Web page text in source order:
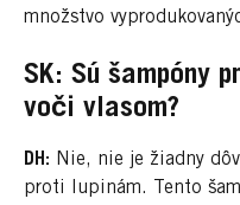
množstvo
SK: Sú šampóny
voči vlasom?
DH: Nie, nie je žiadny
proti lupinám. Tento